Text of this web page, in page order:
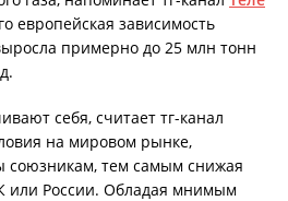
европейская зависимость
примерно до 25 млн тонн
себя, считает тг-канал
на мировом рынке,
союзникам, тем самым снижая
или России. Обладая мнимым